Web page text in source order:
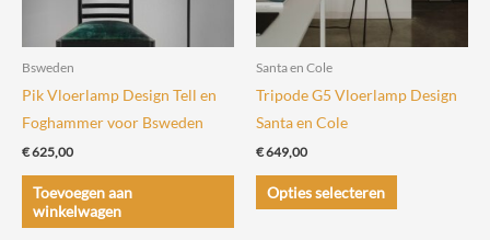
Bsweden
Pik Vloerlamp Design Tell en
Foghammer voor Bsweden
€625,00
Toevoegen aan
winkelwagen
Santa en Cole
Tripode G5 Vloerlamp Design
Santa en Cole
€649,00
Opties selecteren
Dit
product